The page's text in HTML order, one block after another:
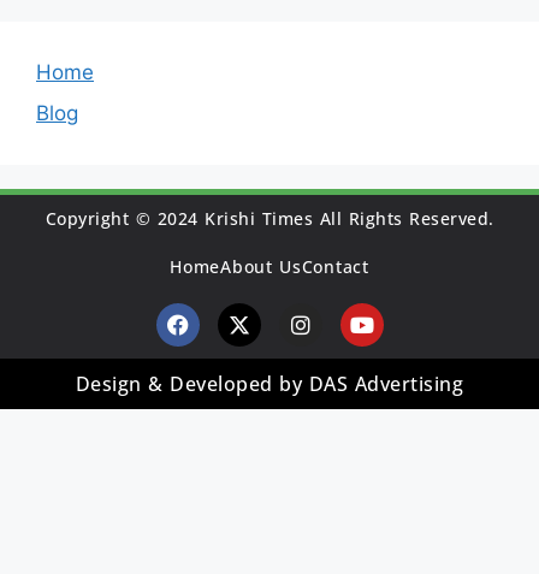
Home
Blog
Copyright © 2024 Krishi Times All Rights Reserved.
HomeAbout UsContact
Design & Developed by DAS Advertising